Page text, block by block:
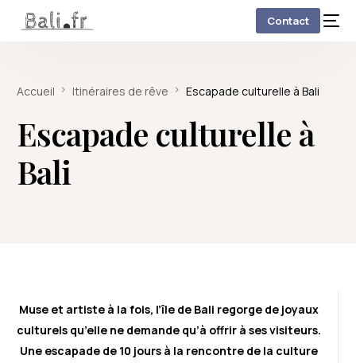
Contact
Accueil Itinéraires de rêve Escapade culturelle à Bali
Escapade culturelle à
Bali
Muse et artiste à la fois, l’île de Bali regorge de joyaux
culturels qu’elle ne demande qu’à offrir à ses visiteurs.
Une escapade de 10 jours à la rencontre de la culture